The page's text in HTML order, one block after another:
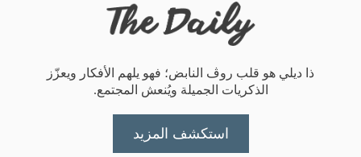
ذا ديلي هو قلب روڤ النابض؛ فهو يلهم الأفكار ويعزّز
الذكريات الجميلة ويُنعش المجتمع.
استكشف المزيد